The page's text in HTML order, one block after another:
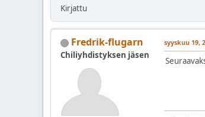
Kirjattu
Fredrik-flugarn
Chiliyhdistyksen jäsen
syyskuu 19,